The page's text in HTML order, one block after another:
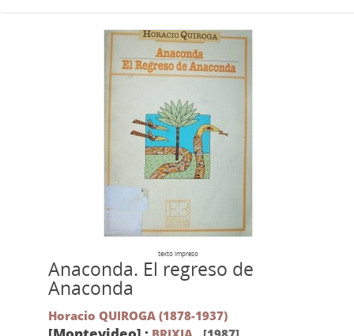
texto impreso
Anaconda. El regreso de
Anaconda
Horacio QUIROGA (1878-1937)